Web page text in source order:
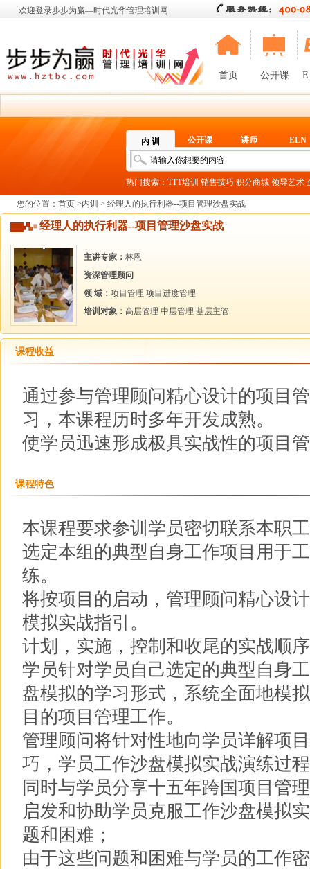
欢迎登录步步为赢—时代光华管理培训网
首页 公开课
内 训 公开课 讲师 ELN
热门搜索： TTT培训 销售技巧 积分商城 领导艺术
您的位置： 首页 >内训 > 经理人的执行利器--项目管理沙盘实战
经理人的执行利器--项目管理沙盘实战
主讲专家： 林恩
资深管理顾问
领 域： 项目管理 项目进度管理
培训对象： 高层管理 中层管理 基层主管
课程收益
通过参与管理顾问精心设计的项目
习，本课程历时多年开发成熟。
使学员迅速形成极具实战性的项目
课程特色
本课程要求参训学员密切联系本职
选定本组的典型自身工作项目用于
练。
将按项目的启动，管理顾问精心设
模拟实战指引。
计划，实施，控制和收尾的实战顺
学员针对学员自己选定的典型自身
盘模拟的学习形式，系统全面地模
目的项目管理工作。
管理顾问将针对性地向学员详解项
巧，学员工作沙盘模拟实战演练过
同时与学员分享十五年跨国项目管
启发和协助学员克服工作沙盘模拟
题和困难；
由于这些问题和困难与学员的工作